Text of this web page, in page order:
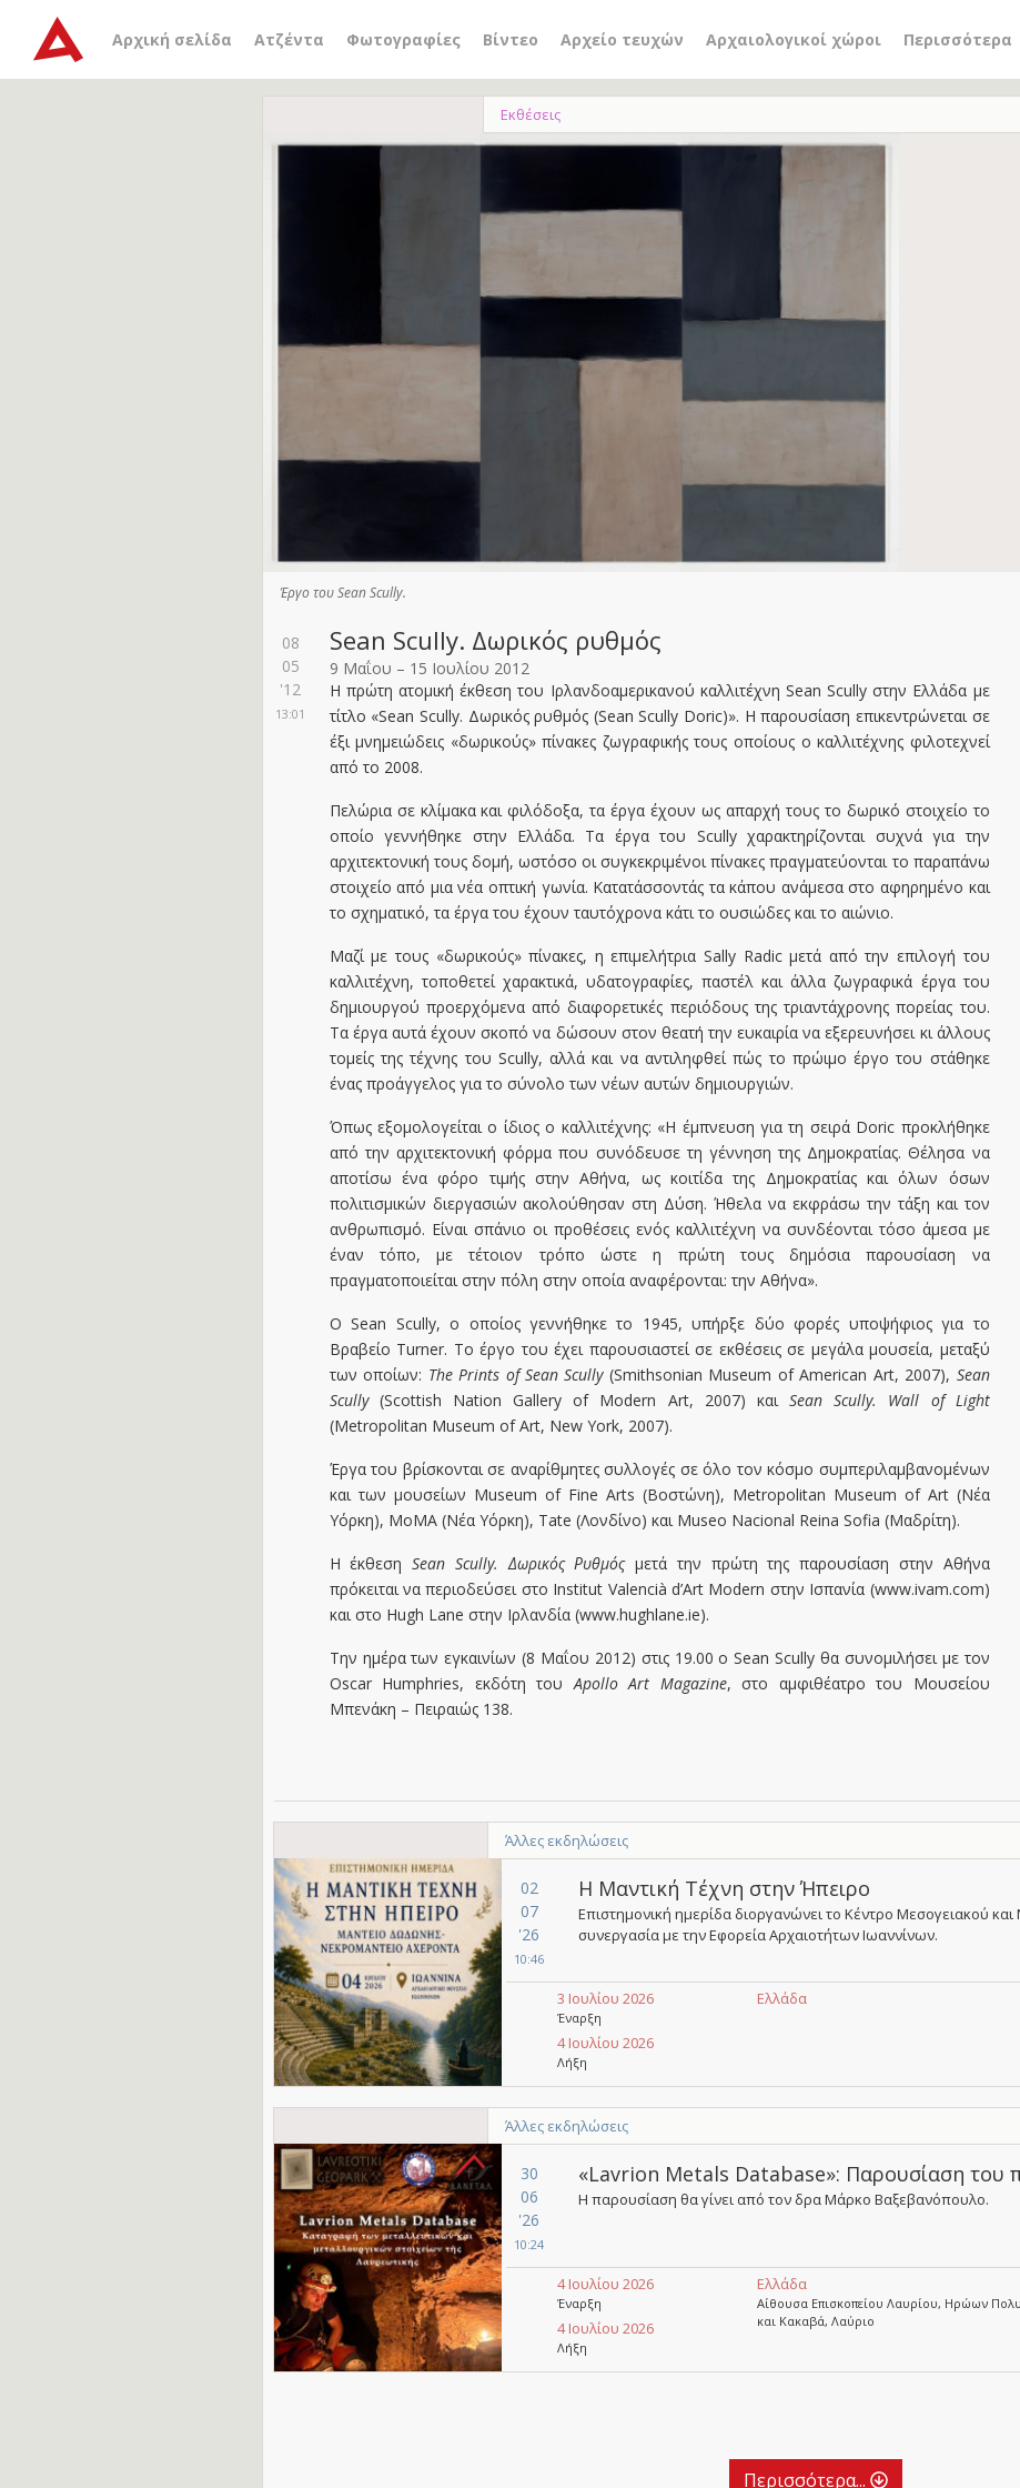
Αρχική σελίδα Ατζέντα Φωτογραφίες Βίντεο Αρχείο τευχών Αρχαιολογικοί χώροι Περισσότερα
Εκθέσεις
Έργο του Sean Scully.
08
05
'12
13:01
Sean Scully. Δωρικός ρυθμός
9 Μαΐου – 15 Ιουλίου 2012
Η πρώτη ατομική έκθεση του Ιρλανδοαμερικανού καλλιτέχνη Sean Scully στην Ελλάδα με
τίτλο «Sean Scully. Δωρικός ρυθμός (Sean Scully Doric)». Η παρουσίαση επικεντρώνεται σε
έξι μνημειώδεις «δωρικούς» πίνακες ζωγραφικής τους οποίους ο καλλιτέχνης φιλοτεχνεί
από το 2008.
Πελώρια σε κλίμακα και φιλόδοξα, τα έργα έχουν ως απαρχή τους το δωρικό στοιχείο το
οποίο γεννήθηκε στην Ελλάδα. Τα έργα του Scully χαρακτηρίζονται συχνά για την
αρχιτεκτονική τους δομή, ωστόσο οι συγκεκριμένοι πίνακες πραγματεύονται το παραπάνω
στοιχείο από μια νέα οπτική γωνία. Κατατάσσοντάς τα κάπου ανάμεσα στο αφηρημένο και
το σχηματικό, τα έργα του έχουν ταυτόχρονα κάτι το ουσιώδες και το αιώνιο.
Μαζί με τους «δωρικούς» πίνακες, η επιμελήτρια Sally Radic μετά από την επιλογή του
καλλιτέχνη, τοποθετεί χαρακτικά, υδατογραφίες, παστέλ και άλλα ζωγραφικά έργα του
δημιουργού προερχόμενα από διαφορετικές περιόδους της τριαντάχρονης πορείας του.
Τα έργα αυτά έχουν σκοπό να δώσουν στον θεατή την ευκαιρία να εξερευνήσει κι άλλους
τομείς της τέχνης του Scully, αλλά και να αντιληφθεί πώς το πρώιμο έργο του στάθηκε
ένας προάγγελος για το σύνολο των νέων αυτών δημιουργιών.
Όπως εξομολογείται ο ίδιος ο καλλιτέχνης: «Η έμπνευση για τη σειρά Doric προκλήθηκε
από την αρχιτεκτονική φόρμα που συνόδευσε τη γέννηση της Δημοκρατίας. Θέλησα να
αποτίσω ένα φόρο τιμής στην Αθήνα, ως κοιτίδα της Δημοκρατίας και όλων όσων
πολιτισμικών διεργασιών ακολούθησαν στη Δύση. Ήθελα να εκφράσω την τάξη και τον
ανθρωπισμό. Είναι σπάνιο οι προθέσεις ενός καλλιτέχνη να συνδέονται τόσο άμεσα με
έναν τόπο, με τέτοιον τρόπο ώστε η πρώτη τους δημόσια παρουσίαση να
πραγματοποιείται στην πόλη στην οποία αναφέρονται: την Αθήνα».
Ο Sean Scully, ο οποίος γεννήθηκε το 1945, υπήρξε δύο φορές υποψήφιος για το
Bραβείο Turner. Το έργο του έχει παρουσιαστεί σε εκθέσεις σε μεγάλα μουσεία, μεταξύ
των οποίων: The Prints of Sean Scully(Smithsonian Museum of American Art, 2007), Sean
Scully(Scottish Nation Gallery of Modern Art, 2007) καιSean Scully. Wall of Light
(Metropolitan Museum of Art, New York, 2007).
Έργα του βρίσκονται σε αναρίθμητες συλλογές σε όλο τον κόσμο συμπεριλαμβανομένων
και των μουσείων Museum of Fine Arts (Βοστώνη), Metropolitan Museum of Art (Νέα
Υόρκη), MoMA (Νέα Υόρκη), Tate (Λονδίνο) και Museo Nacional Reina Sofia (Μαδρίτη).
Η έκθεσηSean Scully. Δωρικός Ρυθμόςμετά την πρώτη της παρουσίαση στην Αθήνα
πρόκειται να περιοδεύσει στο Institut Valencià d’Art Modern στην Ισπανία (www.ivam.com)
και στο Hugh Lane στην Ιρλανδία (www.hughlane.ie).
Την ημέρα των εγκαινίων (8 Μαΐου 2012) στις 19.00 ο Sean Scully θα συνομιλήσει με τον
Oscar Humphries, εκδότη τουApollo Art Magazine, στο αμφιθέατρο του Μουσείου
Μπενάκη – Πειραιώς 138.
Άλλες εκδηλώσεις
02
07
'26
10:46
Η Μαντική Τέχνη στην Ήπειρο
Επιστημονική ημερίδα διοργανώνει το Κέντρο Μεσογειακού
συνεργασία με την Εφορεία Αρχαιοτήτων Ιωαννίνων.
3 Ιουλίου 2026
Έναρξη
4 Ιουλίου 2026
Λήξη
Ελλάδα
Άλλες εκδηλώσεις
30
06
'26
10:24
«Lavrion Metals Database»: Παρουσίαση του
Η παρουσίαση θα γίνει από τον δρα Μάρκο Βαξεβανόπουλο.
4 Ιουλίου 2026
Έναρξη
4 Ιουλίου 2026
Λήξη
Ελλάδα
Αίθουσα Επισκοπείου Λαυρίου, Ηρώων
και Κακαβά, Λαύριο
Περισσότερα...